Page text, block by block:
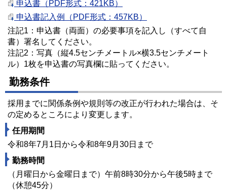
申込書（PDF形式：421KB）
申込書記入例（PDF形式：457KB）
注記1：申込書（両面）の必要事項を記入し（すべて自
書）署名してください。
注記2：写真（縦4.5センチメートル×横3.5センチメート
ル）1枚を申込書の写真欄に貼ってください。
勤務条件
採用までに関係条例や規則等の改正が行われた場合は、そ
の定めるところにより変更します。
任用期間
令和8年7月1日から令和8年9月30日まで
勤務時間
（月曜日から金曜日まで）午前8時30分から午後5時まで
（休憩45分）